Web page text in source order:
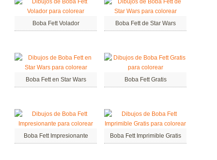
Boba Fett Volador Boba Fett de Star Wars
Boba Fett en Star Wars Boba Fett Gratis
Boba Fett Impresionante Boba Fett Imprimible Gratis